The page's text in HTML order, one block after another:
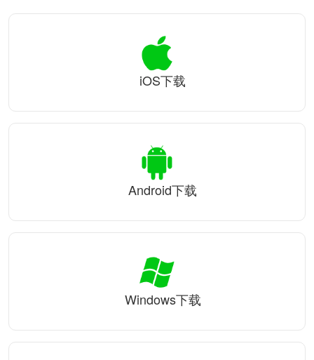
iOS下载
Android下载
Windows下载